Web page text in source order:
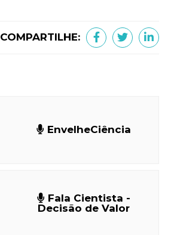
COMPARTILHE:
EnvelheCiência
Fala Cientista -
Decisão de Valor